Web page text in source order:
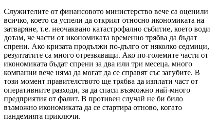
Служителите от финансовото министерство вече са оценили
всичко, което са успели да открият относно икономиката на
затваряне, т.е. неочаквано катастрофално събитие, което води
дотам, че части от икономиката временно трябва да бъдат
спрени. Ако кризата продължи по-дълго от няколко седмици,
резултатите са много отрезвяващи. Ако по-големите части от
икономиката бъдат спрени за два или три месеца, много
компании вече няма да могат да се справят със загубите. В
този момент правителството ще трябва да изплати част от
оперативните разходи, за да спаси възможно най-много
предприятия от фалит. В противен случай не би било
възможно икономиката да се стартира отново, когато
пандемията приключи.